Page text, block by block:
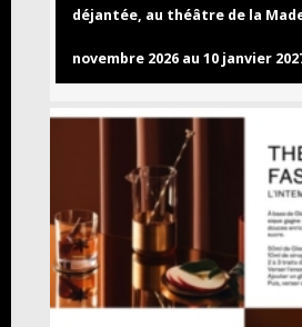
déjantée, au théâtre de la
novembre 2026 au 10 janvier